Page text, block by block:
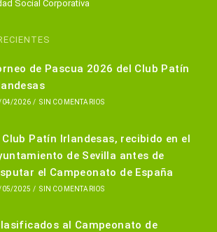
Social Corporativa
nueva
de Pascua 2026 del Club Patín
04/2026 / SIN COMENTARIOS
Club Patín Irlandesas, recibido en el
de Sevilla antes de
el Campeonato de España
05/2025 / SIN COMENTARIOS
al Campeonato de